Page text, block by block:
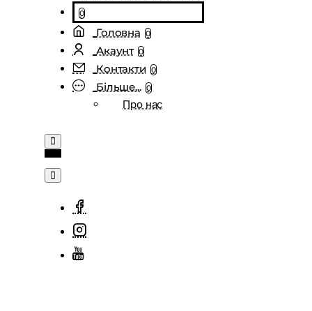
0
Головна 0
Акаунт 0
Контакти 0
Більше... 0
Про нас